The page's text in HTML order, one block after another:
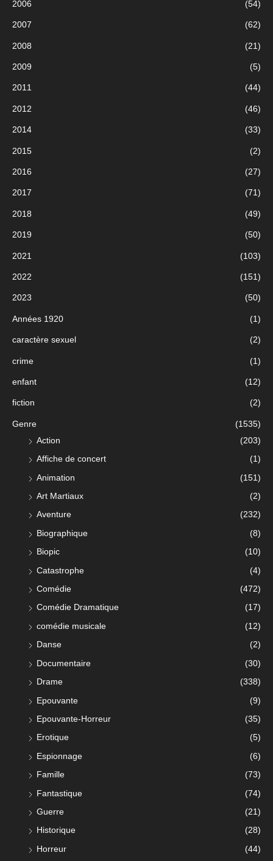
2006 (54)
2007 (62)
2008 (21)
2009 (5)
2011 (44)
2012 (46)
2014 (33)
2015 (2)
2016 (27)
2017 (71)
2018 (49)
2019 (50)
2021 (103)
2022 (151)
2023 (50)
Années 1920 (1)
caractère sexuel (2)
crime (1)
enfant (12)
fiction (2)
Genre
(1535)
Action
(203)
Affiche de concert (1)
Animation (151)
Art Martiaux (2)
Aventure (232)
Biographique (8)
Biopic (10)
Catastrophe (4)
Comédie (472)
Comédie Dramatique (17)
comédie musicale (12)
Danse (2)
Documentaire (30)
Drame (338)
Epouvante (9)
Epouvante-Horreur (35)
Erotique (5)
Espionnage (6)
Famille (73)
Fantastique (74)
Guerre (21)
Historique (28)
Horreur (44)